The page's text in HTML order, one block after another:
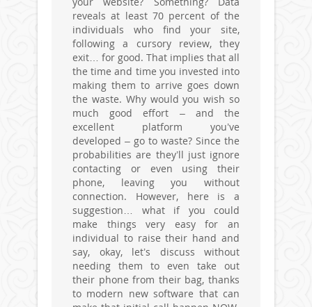
reveals at least 70 percent of the
individuals who find your site,
following a cursory review, they
exit… for good. That implies that all
the time and time you invested into
making them to arrive goes down
the waste. Why would you wish so
much good effort – and the
excellent platform you’ve
developed – go to waste? Since the
probabilities are they’ll just ignore
contacting or even using their
phone, leaving you without
connection. However, here is a
suggestion… what if you could
make things very easy for an
individual to raise their hand and
say, okay, let’s discuss without
needing them to even take out
their phone from their bag, thanks
to modern new software that can